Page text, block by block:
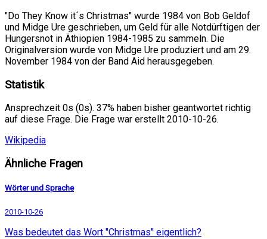
"Do They Know it´s Christmas" wurde 1984 von Bob Geldof
und Midge Ure geschrieben, um Geld für alle Notdürftigen der
Hungersnot in Äthiopien 1984-1985 zu sammeln. Die
Originalversion wurde von Midge Ure produziert und am 29.
November 1984 von der Band Aid herausgegeben.
Statistik
Ansprechzeit 0s (0s). 37% haben bisher geantwortet richtig
auf diese Frage. Die Frage war erstellt 2010-10-26.
Wikipedia
Ähnliche Fragen
Wörter und Sprache
2010-10-26
Was bedeutet das Wort "Christmas" eigentlich?